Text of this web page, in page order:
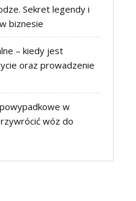
Sekret legendy i
biznesie
– kiedy jest
oraz prowadzenie
w
wóz do